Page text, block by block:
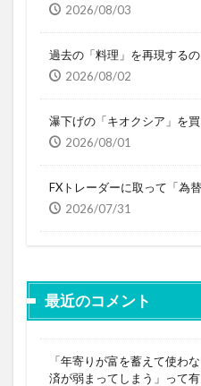
2026/08/03
過去の「料理」を再現する
2026/08/02
瀑下げの「キオクシア」を
2026/08/01
FXトレーダーに取って「為
2026/07/31
最近のコメント
「年寄りが富を蓄えて使わ
済が弱まってしまう」って